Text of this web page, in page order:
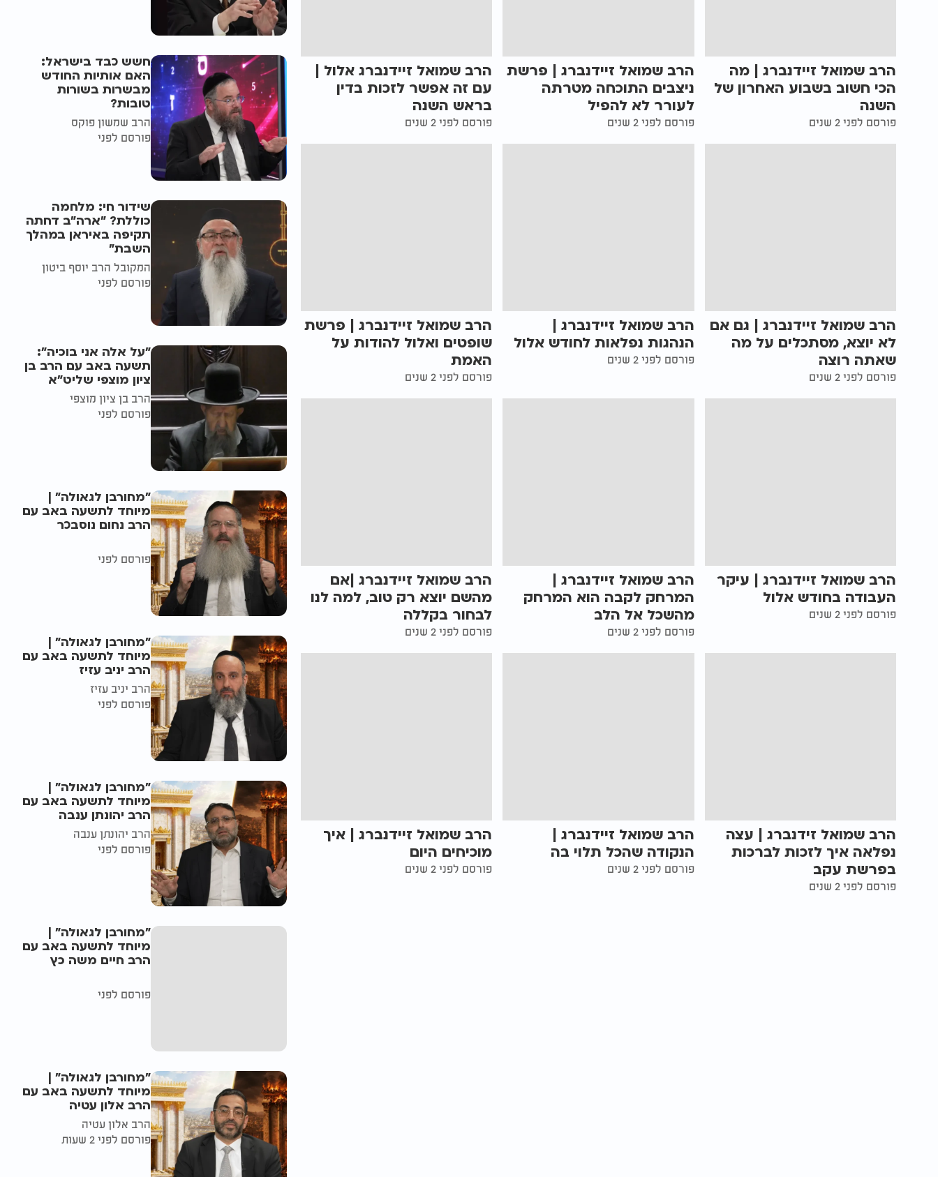
הרב שמואל זיידנברג | מה
הכי חשוב בשבוע האחרון של
השנה
פורסם לפני 2 שנים
הרב שמואל זיידנברג | פרשת
ניצבים התוכחה מטרתה
לעורר לא להפיל
פורסם לפני 2 שנים
הרב שמואל זיידנברג אלול |
עם זה אפשר לזכות בדין
בראש השנה
פורסם לפני 2 שנים
הרב שמואל זיידנברג | גם אם
לא יוצא, מסתכלים על מה
שאתה רוצה
פורסם לפני 2 שנים
הרב שמואל זיידנברג |
הנהגות נפלאות לחודש אלול
פורסם לפני 2 שנים
הרב שמואל זיידנברג | פרשת
שופטים ואלול להודות על
האמת
פורסם לפני 2 שנים
הרב שמואל זיידנברג | עיקר
העבודה בחודש אלול
פורסם לפני 2 שנים
הרב שמואל זיידנברג |
המרחק לקבה הוא המרחק
מהשכל אל הלב
פורסם לפני 2 שנים
הרב שמואל זיידנברג |אם
מהשם יוצא רק טוב, למה לנו
לבחור בקללה
פורסם לפני 2 שנים
הרב שמואל זידנברג | עצה
נפלאה איך לזכות לברכות
בפרשת עקב
פורסם לפני 2 שנים
הרב שמואל זיידנברג |
הנקודה שהכל תלוי בה
פורסם לפני 2 שנים
הרב שמואל זיידנברג | איך
מוכיחים היום
פורסם לפני 2 שנים
חשש כבד בישראל:
האם אותיות החודש
מבשרות בשורות
טובות?
הרב שמשון פוקס
פורסם לפני
שידור חי: מלחמה
כוללת? ״ארה"ב דחתה
תקיפה באיראן במהלך
השבת״
המקובל הרב יוסף ביטון
פורסם לפני
"על אלה אני בוכיה":
תשעה באב עם הרב בן
ציון מוצפי שליט"א
הרב בן ציון מוצפי
פורסם לפני
"מחורבן לגאולה" |
מיוחד לתשעה באב עם
הרב נחום נוסבכר
פורסם לפני
"מחורבן לגאולה" |
מיוחד לתשעה באב עם
הרב יניב עזיז
הרב יניב עזיז
פורסם לפני
"מחורבן לגאולה" |
מיוחד לתשעה באב עם
הרב יהונתן ענבה
הרב יהונתן ענבה
פורסם לפני
"מחורבן לגאולה" |
מיוחד לתשעה באב עם
הרב חיים משה כץ
פורסם לפני
"מחורבן לגאולה" |
מיוחד לתשעה באב עם
הרב אלון עטיה
הרב אלון עטיה
פורסם לפני 2 שעות